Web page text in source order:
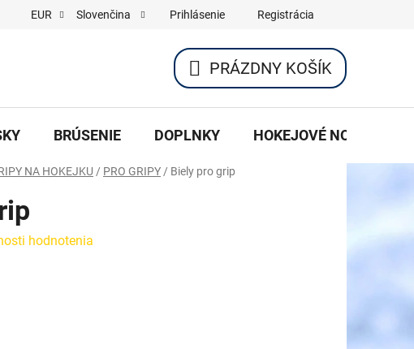
EUR Slovenčina Prihlásenie Registrácia
NÁKUPNÝ
KOŠÍK
PRÁZDNY KOŠÍK
BRÚSENIE DOPLNKY HOKEJOVÉ NOŽE DO
NA HOKEJKU / PRO GRIPY / Biely pro grip
hodnotenia